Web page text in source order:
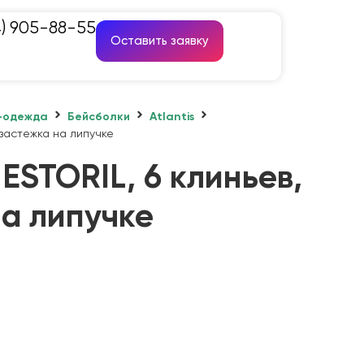
905-88-55
Оставить заявку
Бейсболки
Atlantis
на липучке
6 клиньев,
липучке